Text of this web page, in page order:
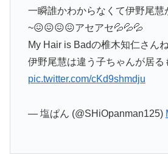
一瞬誰かわからなくて伊野尾慧
~😖😖😖😖アセアセ💦💦💦
My Hair is Badの椎木知仁さん
伊野尾慧は違う子ちゃんが居る
pic.twitter.com/cKd9shmdju
— 塩ぱん (@SHiOpanman125)